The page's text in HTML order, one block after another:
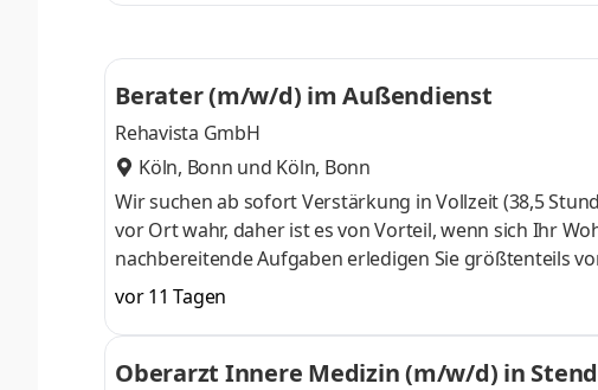
Gruppe. Wir unterstützen Kinder und Erwachsene
Berater (m/w/d) im Außendienst
Rehavista GmbH
Köln, Bonn und Köln, Bonn
Wir suchen ab sofort Verstärkung in Vollzeit (38,5
vor Ort wahr, daher ist es von Vorteil, wenn sich Ihr
nachbereitende Aufgaben erledigen Sie größtenteils
Menschen eine Stimme geben?Teil eines motivierten
zu ihrem Hilfsmittel an die Hand nehmen?Wir sind
Kinder und Erwachsene mit motorischen und
ihren Alltag zu erleichtern. Durch die Ver
vor 11 Tagen
Oberarzt Innere Medizin (m/w/d) in